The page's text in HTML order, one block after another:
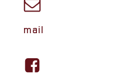
mail